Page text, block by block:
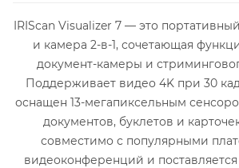
IRIScan Visualizer 7 — это
и камера 2-в-1, сочетающая
документ-камеры и
Поддерживает видео 4K при 30
оснащен 13-мегапиксельным
документов, буклетов и
совместимо с популярными
видеоконференций и